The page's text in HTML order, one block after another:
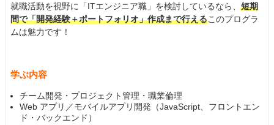
就職活動を視野に「ITエンジニア職」を検討しているなら、 短期
間で「開発経験＋ポートフォリオ」作成まで行えるこのプログラ
ムは魅力です！
学ぶ内容
チーム開発・プロジェクト管理・職業倫理
Web アプリ／モバイルアプリ開発（JavaScript、フロントエン
ド・バックエンド）